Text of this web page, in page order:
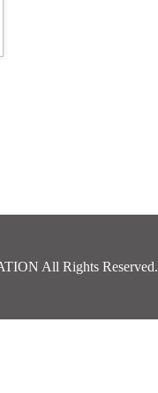
All Rights Reserved.